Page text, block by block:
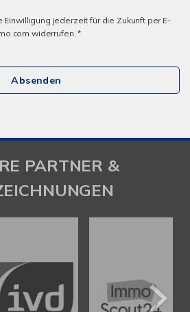
Einwilligung jederzeit für die Zukunft per E-
widerrufen. *
Absenden
PARTNER &